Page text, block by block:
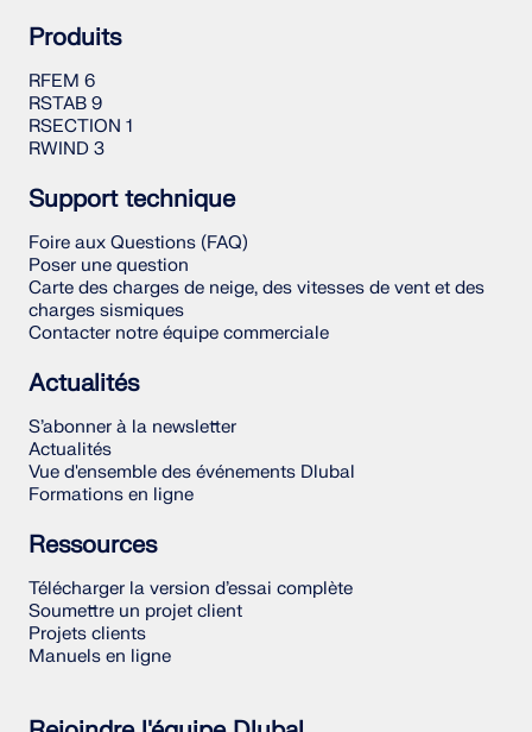
Produits
RFEM 6
RSTAB 9
RSECTION 1
RWIND 3
Support technique
Foire aux Questions (FAQ)
Poser une question
Carte des charges de neige, des vitesses de vent et des
charges sismiques
Contacter notre équipe commerciale
Actualités
S’abonner à la newsletter
Actualités
Vue d'ensemble des événements Dlubal
Formations en ligne
Ressources
Télécharger la version d’essai complète
Soumettre un projet client
Projets clients
Manuels en ligne